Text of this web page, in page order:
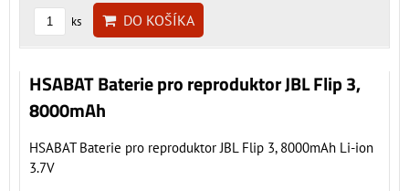
ks DO KOŠÍKA
HSABAT Baterie pro reproduktor JBL Flip 3,
8000mAh
HSABAT Baterie pro reproduktor JBL Flip 3, 8000mAh Li-ion
3.7V